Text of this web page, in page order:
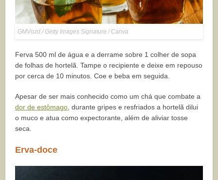
GMVozd / Getty Images Signature / Canva
Ferva 500 ml de água e a derrame sobre 1 colher de sopa
de folhas de hortelã. Tampe o recipiente e deixe em repouso
por cerca de 10 minutos. Coe e beba em seguida.
Apesar de ser mais conhecido como um chá que combate a
dor de estômago , durante gripes e resfriados a hortelã dilui
o muco e atua como expectorante, além de aliviar tosse
seca.
Erva-doce